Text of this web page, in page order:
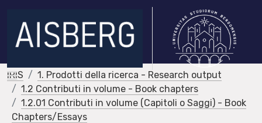
IRIS
1. Prodotti della ricerca - Research output
1.2 Contributi in volume - Book chapters
1.2.01 Contributi in volume (Capitoli o Saggi) - Book
Chapters/Essays